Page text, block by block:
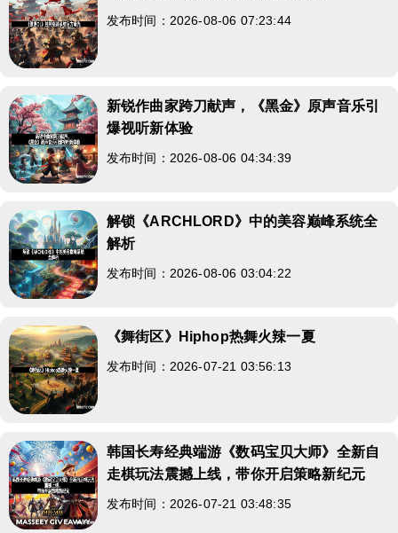
发布时间：2026-08-06 07:23:44
新锐作曲家跨刀献声，《黑金》原声音乐引
爆视听新体验
发布时间：2026-08-06 04:34:39
解锁《ARCHLORD》中的美容巅峰系统全
解析
发布时间：2026-08-06 03:04:22
《舞街区》Hiphop热舞火辣一夏
发布时间：2026-07-21 03:56:13
韩国长寿经典端游《数码宝贝大师》全新自
走棋玩法震撼上线，带你开启策略新纪元
发布时间：2026-07-21 03:48:35